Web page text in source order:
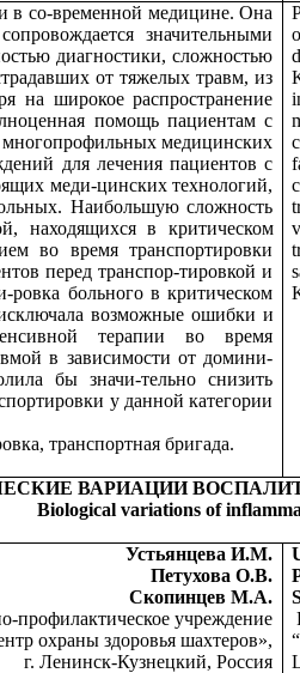
в со-временной медицине. Она
значительными
диагностики, сложностью
от тяжелых травм, из
на широкое распространение
помощь пациентам с
многопрофильных медицинских
для лечения пациентов с
меди-цинских технологий,
Наибольшую сложность
находящихся в критическом
во время транспортировки
перед транспор-тировкой и
ровка больного в критическом
возможные ошибки и
терапии во время
в зависимости от домини-
бы значи-тельно снизить
у данной категории
транспортная бригада.
ВАРИАЦИИ
Biological variations of
Устьянцева И.М.
Петухова О.В.
Скопинцев М.А.
профилактическое учреждение
охраны здоровья шахтеров»,
г. Ленинск-Кузнецкий, Россия